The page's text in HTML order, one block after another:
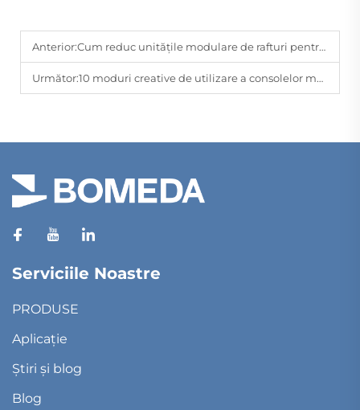
Anterior:Cum reduc unitățile modulare de rafturi pentru depozitare costurile de instalare și aprovizionare?
Următor:10 moduri creative de utilizare a consolelor metalice în designul interior
Serviciile Noastre
PRODUSE
Aplicație
Știri și blog
Blog